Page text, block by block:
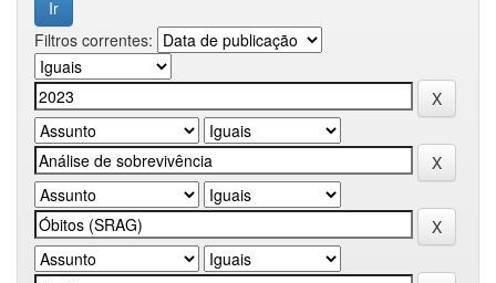
Filtros correntes: